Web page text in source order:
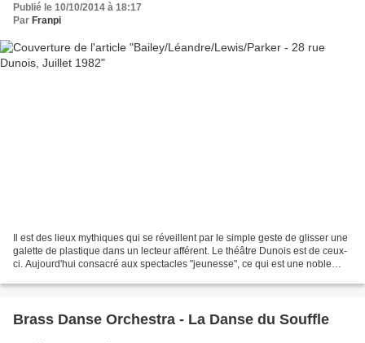
Publié le 10/10/2014 à 18:17
Par Franpi
Il est des lieux mythiques qui se réveillent par le simple geste de glisser une
galette de plastique dans un lecteur afférent. Le théâtre Dunois est de ceux-
ci. Aujourd'hui consacré aux spectacles "jeunesse", ce qui est une noble
Brass Danse Orchestra - La Danse du Souffle